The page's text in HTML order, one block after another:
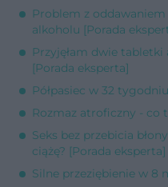
Problem z
alkoholu [Porada
Przyjęłam dwie
[Porada eksperta]
Półpasiec w 32
Rozmaz atroficzny - co
Seks bez przebicia
ciążę? [Porada eksperta]
Silne przeziębienie w 8